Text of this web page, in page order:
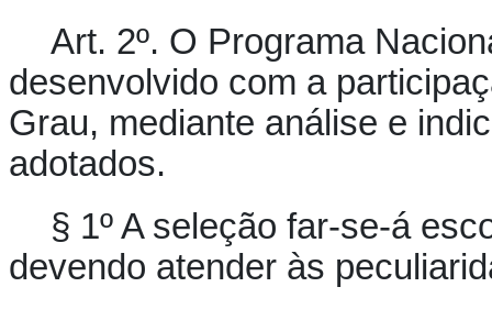
Art. 2º. O Programa
desenvolvido com a
Grau, mediante análise e
adotados.
§ 1º A seleção far-se-á
devendo atender às